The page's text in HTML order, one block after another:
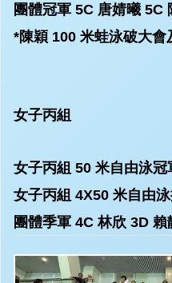
團體冠軍 5C 唐婧曦 5C
*陳穎 100 米蛙泳破大會
女子丙組
女子丙組 50 米自由泳冠
女子丙組 4X50 米自由
團體季軍 4C 林欣 3D 賴